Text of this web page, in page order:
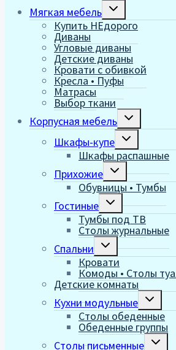
Мягкая мебель
Переключить
меню
Купить НЕдорого
Диваны
Угловые диваны
Детские диваны
Кровати с обивкой
Кресла • Пуфы
Матрасы
Выбор ткани
Корпусная мебель
Переключить
меню
Шкафы-купе
Переключить
меню
Шкафы распашные
Прихожие
Переключить
дочернее
меню
Обувницы • Тумбы
Гостиные
Переключить
дочернее
меню
Тумбы под ТВ
Столы журнальные
Спальни
Переключить
дочернее
меню
Кровати
Комоды • Столы
Детские комнаты
Кухни модульные
меню
Столы обеденные
Обеденные группы
Столы письменные